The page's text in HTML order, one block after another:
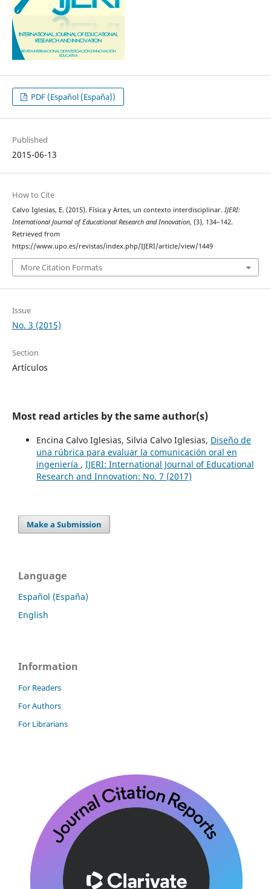
PDF (Español (España))
Published
2015-06-13
How to Cite
Calvo Iglesias, E. (2015). Física y Artes, un contexto interdisciplinar. IJERI:
International Journal of Educational Research and Innovation, (3), 134–142.
Retrieved from
https://www.upo.es/revistas/index.php/IJERI/article/view/1449
More Citation Formats
Issue
No. 3 (2015)
Section
Artículos
Most read articles by the same author(s)
Encina Calvo Iglesias, Silvia Calvo Iglesias, Diseño de
una rúbrica para evaluar la comunicación oral en
ingeniería , IJERI: International Journal of Educational
Research and Innovation: No. 7 (2017)
Make a Submission
Language
Español (España)
English
Information
For Readers
For Authors
For Librarians